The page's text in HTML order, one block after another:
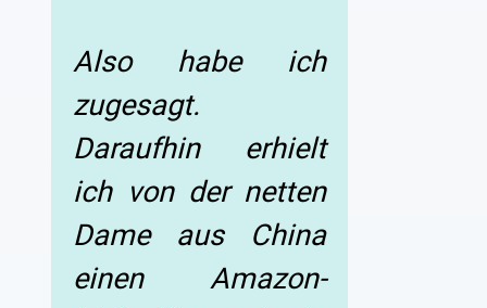
Also habe ich
zugesagt.
Daraufhin erhielt
ich von der netten
Dame aus China
einen Amazon-